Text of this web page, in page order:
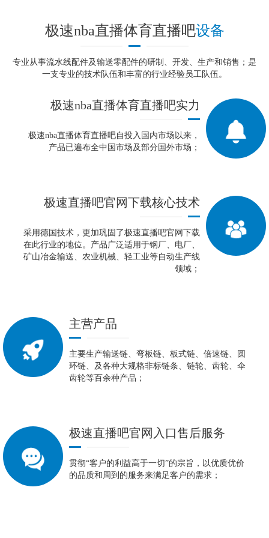
极速nba直播体育直播吧设备
专业从事流水线配件及输送零配件的研制、开发、生产和销售；是
一支专业的技术队伍和丰富的行业经验员工队伍。
极速nba直播体育直播吧实力
极速nba直播体育直播吧自投入国内市场以来，
产品已遍布全中国市场及部分国外市场；
极速直播吧官网下载核心技术
采用德国技术，更加巩固了极速直播吧官网下载
在此行业的地位。产品广泛适用于钢厂、电厂、
矿山冶金输送、农业机械、轻工业等自动生产线
领域；
主营产品
主要生产输送链、弯板链、板式链、倍速链、圆
环链、及各种大规格非标链条、链轮、齿轮、伞
齿轮等百余种产品；
极速直播吧官网入口售后服务
贯彻“客户的利益高于一切”的宗旨，以优质优价
的品质和周到的服务来满足客户的需求；